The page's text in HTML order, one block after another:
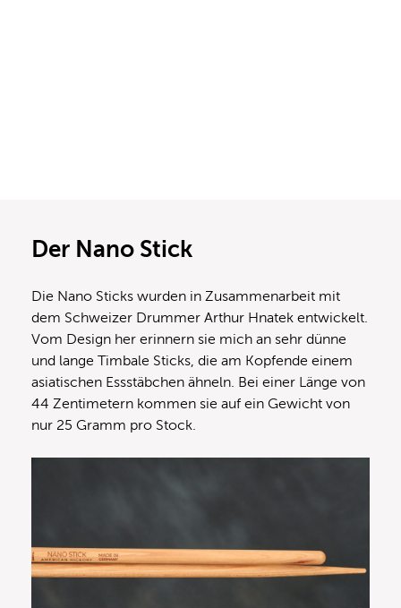
Der Nano Stick
Die Nano Sticks wurden in Zusammenarbeit mit
dem Schweizer Drummer Arthur Hnatek entwickelt.
Vom Design her erinnern sie mich an sehr dünne
und lange Timbale Sticks, die am Kopfende einem
asiatischen Essstäbchen ähneln. Bei einer Länge von
44 Zentimetern kommen sie auf ein Gewicht von
nur 25 Gramm pro Stock.